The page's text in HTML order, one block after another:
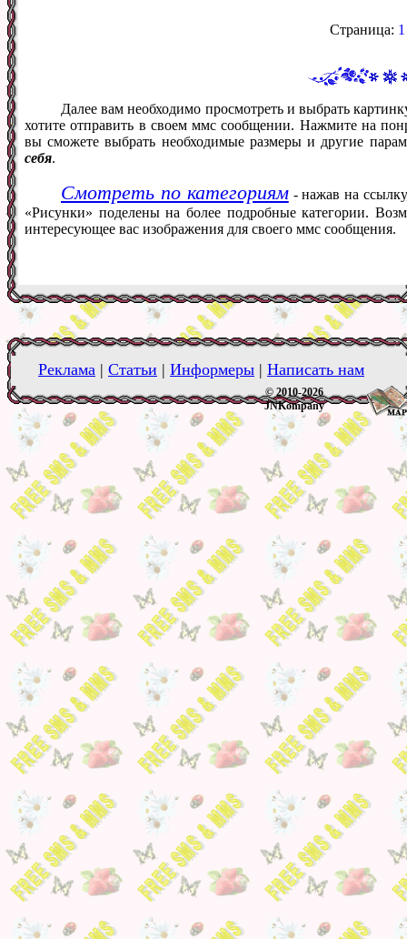
Страница: 1
Далее вам необходимо просмотреть и выбрать
хотите отправить в своем ммс сообщении. Нажмите на
вы сможете выбрать необходимые размеры и другие
себя.
Смотреть по категориям- нажав на
«Рисунки» поделены на более подробные категории.
интересующее вас изображения для своего ммс сообщения.
Реклама | Статьи | Информеры | Написать нам
© 2010-2026
JNKompany